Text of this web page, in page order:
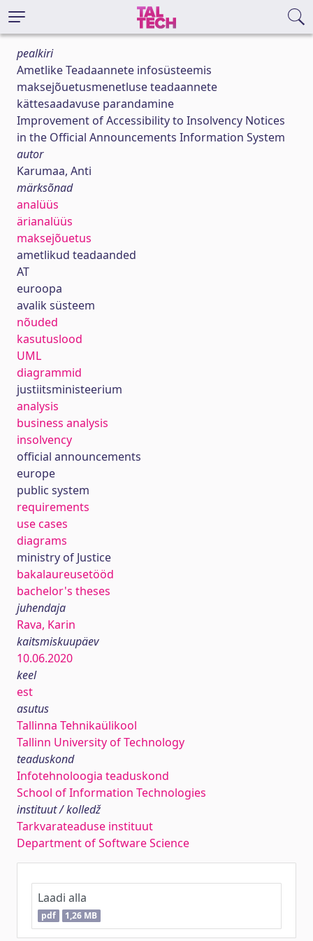
pealkiri
Ametlike Teadaannete infosüsteemis
maksejõuetusmenetluse teadaannete
kättesaadavuse parandamine
Improvement of Accessibility to Insolvency Notices
in the Official Announcements Information System
autor
Karumaa, Anti
märksõnad
analüüs
ärianalüüs
maksejõuetus
ametlikud teadaanded
AT
euroopa
avalik süsteem
nõuded
kasutuslood
UML
diagrammid
justiitsministeerium
analysis
business analysis
insolvency
official announcements
europe
public system
requirements
use cases
diagrams
ministry of Justice
bakalaureusetööd
bachelor's theses
juhendaja
Rava, Karin
kaitsmiskuupäev
10.06.2020
keel
est
asutus
Tallinna Tehnikaülikool
Tallinn University of Technology
teaduskond
Infotehnoloogia teaduskond
School of Information Technologies
instituut / kolledž
Tarkvarateaduse instituut
Department of Software Science
Laadi alla
pdf 1,26 MB